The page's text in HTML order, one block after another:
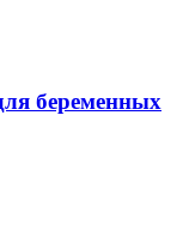
беременных